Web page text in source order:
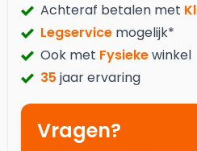
Achteraf betalen met
Legservice mogelijk*
Ook met Fysiekewinkel
35 jaar ervaring
Vragen?